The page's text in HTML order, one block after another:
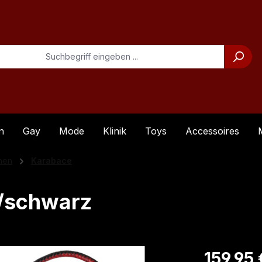
Gay Mode Klinik Toys Accessoires
Regulärer